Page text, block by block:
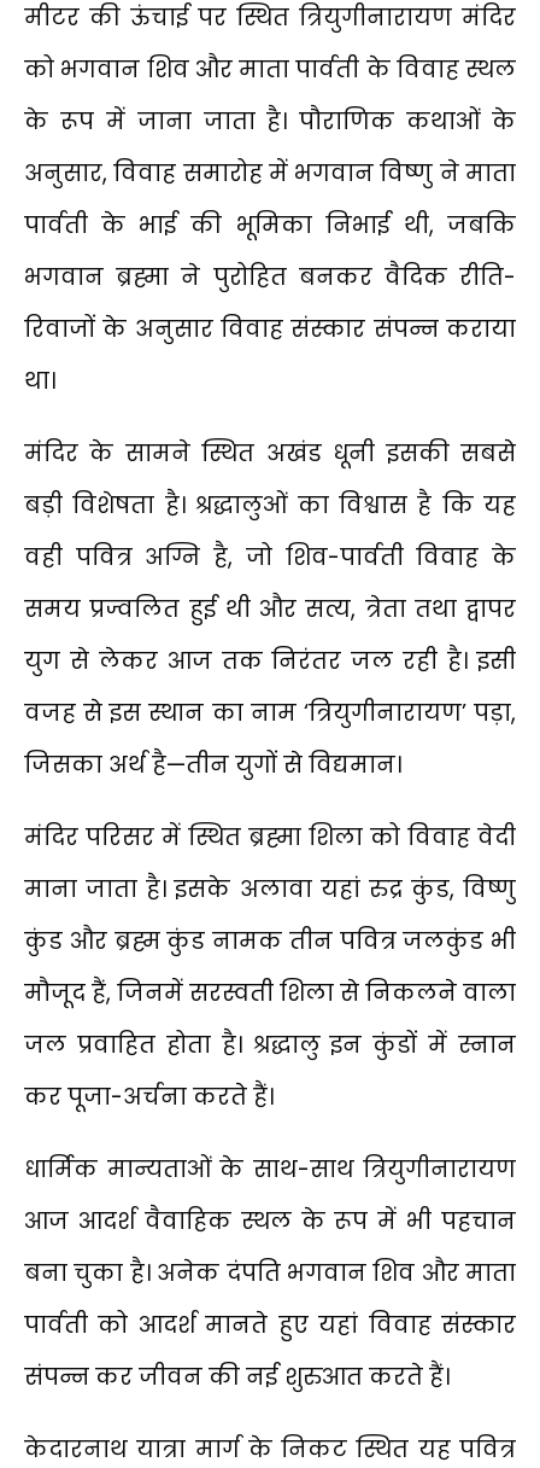
मीटर की ऊंचाई पर स्थित त्रियुगीनारायण मंदिर
को भगवान शिव और माता पार्वती के विवाह स्थल
के रूप में जाना जाता है। पौराणिक कथाओं के
अनुसार, विवाह समारोह में भगवान विष्णु ने माता
पार्वती के भाई की भूमिका निभाई थी, जबकि
भगवान ब्रह्मा ने पुरोहित बनकर वैदिक रीति-
रिवाजों के अनुसार विवाह संस्कार संपन्न कराया
था।
मंदिर के सामने स्थित अखंड धूनी इसकी सबसे
बड़ी विशेषता है। श्रद्धालुओं का विश्वास है कि यह
वही पवित्र अग्नि है, जो शिव-पार्वती विवाह के
समय प्रज्वलित हुई थी और सत्य, त्रेता तथा द्वापर
युग से लेकर आज तक निरंतर जल रही है। इसी
वजह से इस स्थान का नाम ‘त्रियुगीनारायण’ पड़ा,
जिसका अर्थ है—तीन युगों से विद्यमान।
मंदिर परिसर में स्थित ब्रह्मा शिला को विवाह वेदी
माना जाता है। इसके अलावा यहां रुद्र कुंड, विष्णु
कुंड और ब्रह्म कुंड नामक तीन पवित्र जलकुंड भी
मौजूद हैं, जिनमें सरस्वती शिला से निकलने वाला
जल प्रवाहित होता है। श्रद्धालु इन कुंडों में स्नान
कर पूजा-अर्चना करते हैं।
धार्मिक मान्यताओं के साथ-साथ त्रियुगीनारायण
आज आदर्श वैवाहिक स्थल के रूप में भी पहचान
बना चुका है। अनेक दंपति भगवान शिव और माता
पार्वती को आदर्श मानते हुए यहां विवाह संस्कार
संपन्न कर जीवन की नई शुरुआत करते हैं।
केदारनाथ यात्रा मार्ग के निकट स्थित यह पवित्र